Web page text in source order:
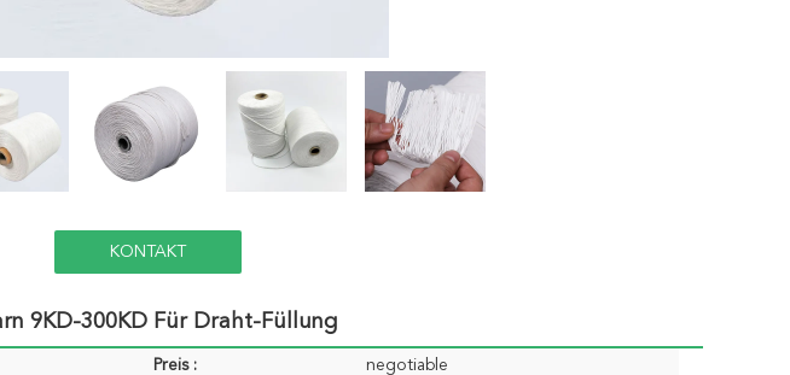
KONTAKT
9KD-300KD Für Draht-Füllung
Preis :
negotiable